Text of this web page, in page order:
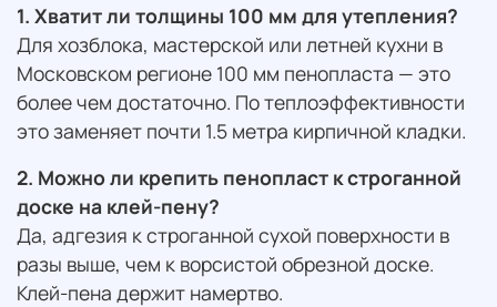
1. Хватит ли толщины 100 мм для утепления?
Для хозблока, мастерской или летней кухни в
Московском регионе 100 мм пенопласта — это
более чем достаточно. По теплоэффективности
это заменяет почти 1.5 метра кирпичной кладки.
2. Можно ли крепить пенопласт к строганной
доске на клей-пену?
Да, адгезия к строганной сухой поверхности в
разы выше, чем к ворсистой обрезной доске.
Клей-пена держит намертво.